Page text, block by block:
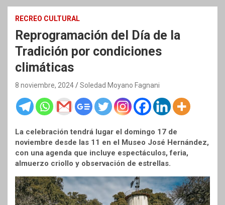
RECREO CULTURAL
Reprogramación del Día de la
Tradición por condiciones
climáticas
8 noviembre, 2024 Soledad Moyano Fagnani
La celebración tendrá lugar el domingo 17 de
noviembre desde las 11 en el Museo José Hernández,
con una agenda que incluye espectáculos, feria,
almuerzo criollo y observación de estrellas.